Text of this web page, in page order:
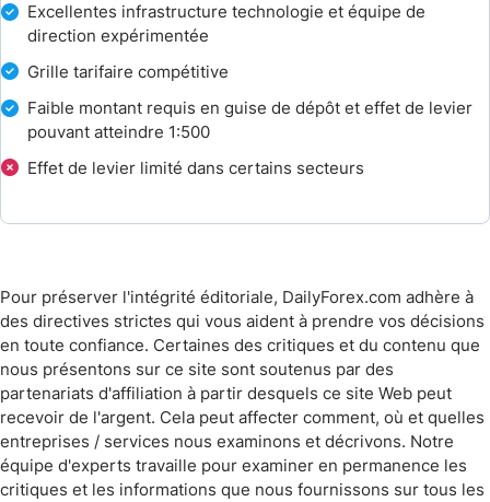
Ouverture de Compte
Dépôt Minimum
Moyens de Paiement Proposés par Eightcap
Expérience Utilisateur sur les Plateformes d'Eightcap
Foire Aux Questions
Excellentes infrastructure technologie et équipe de
direction expérimentée
Grille tarifaire compétitive
Faible montant requis en guise de dépôt et effet de levier
pouvant atteindre 1:500
Effet de levier limité dans certains secteurs
Pour préserver l'intégrité éditoriale, DailyForex.com adhère à
des directives strictes qui vous aident à prendre vos décisions
en toute confiance. Certaines des critiques et du contenu que
nous présentons sur ce site sont soutenus par des
partenariats d'affiliation à partir desquels ce site Web peut
recevoir de l'argent. Cela peut affecter comment, où et quelles
entreprises / services nous examinons et décrivons. Notre
équipe d'experts travaille pour examiner en permanence les
critiques et les informations que nous fournissons sur tous les